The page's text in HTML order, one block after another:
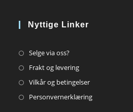
Nyttige Linker
Selge via oss?Opens
in
Frakt og leveringOpens
in
Vilkår og betingelserOpens
in
PersonvernerklæringOpens